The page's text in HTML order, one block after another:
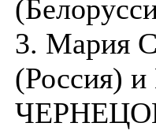
3. Мария
(Россия) и